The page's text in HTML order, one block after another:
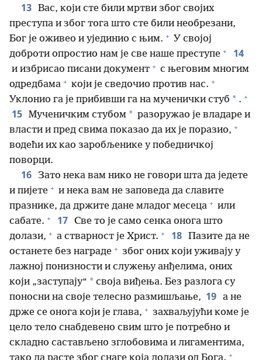
13 Вас, који сте били мртви због својих
преступа и због тога што сте били необрезани,
Бог је оживео и ујединио с њим. + У својој
доброти опростио нам је све наше преступе + 14
и избрисао писани документ + с његовим многим
одредбама + који је сведочио против нас. +
Уклонио га је прибивши га на мученички стуб * . +
15 Мученичким стубом * разоружао је владаре и
власти и пред свима показао да их је поразио, +
водећи их као заробљенике у победничкој
поворци.
16 Зато нека вам нико не говори шта да једете
и пијете + и нека вам не заповеда да славите
празнике, да држите дане младог месеца + или
сабате. + 17 Све то је само сенка онога што
долази, + а стварност је Христ. + 18 Пазите да не
останете без награде + због оних који уживају у
лажној понизности и служењу анђелима, оних
који „заступају“ * своја виђења. Без разлога су
поносни на своје телесно размишљање, 19 а не
држе се онога који је глава, + захваљујући коме је
цело тело снабдевено свим што је потребно и
складно састављено зглобовима и лигаментима,
+